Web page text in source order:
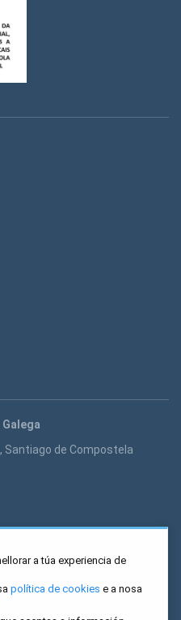
Santiago de Compostela
a túa experiencia de
política de cookies e a nosa